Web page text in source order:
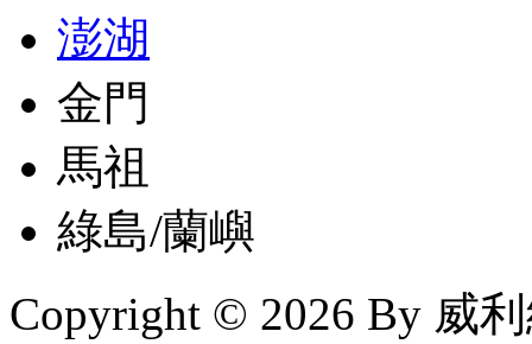
澎湖
金門
馬祖
綠島/蘭嶼
Copyright © 2026 By 威